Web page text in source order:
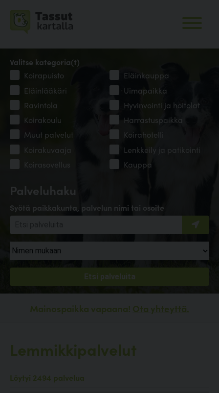
Palveluhaku
Syötä paikkakunta, palvelun nimi tai osoite
Valitse kategoria(t)
Koirapuisto
Eläinkauppa
Eläinlääkäri
Uimapaikka
Ravintola
Hyvinvointi ja hoitolat
Koirakoulu
Harrastuspaikka
Muut palvelut
Koirahotelli
Koirakuvaaja
Lenkkeily ja patikointi
Koirasovellus
Kauppa
Mainospaikka vapaana! Ota yhteyttä.
Lemmikkipalvelut
Löytyi 2494 palvelua